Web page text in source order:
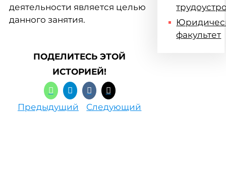
деятельности является целью
данного занятия.
ПОДЕЛИТЕСЬ ЭТОЙ
ИСТОРИЕЙ!
Предыдущий Следующий
факультет